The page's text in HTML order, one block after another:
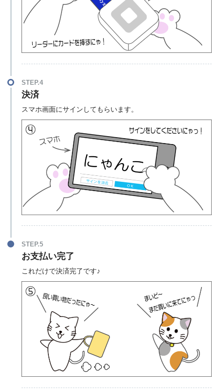
STEP.4
決済
スマホ画面にサインしてもらいます。
STEP.5
お支払い完了
これだけで決済完了です♪